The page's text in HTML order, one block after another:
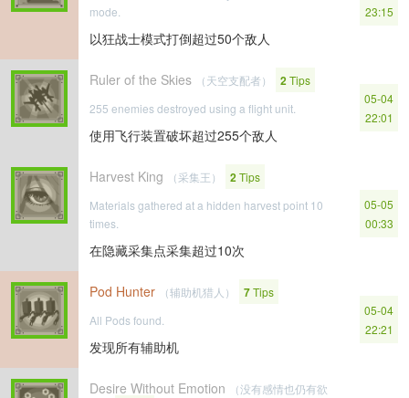
mode.
以狂战士模式打倒超过50个敌人
23:15
Ruler of the Skies （天空支配者） 2Tips
255 enemies destroyed using a flight unit.
使用飞行装置破坏超过255个敌人
05-04
22:01
Harvest King （采集王） 2Tips
Materials gathered at a hidden harvest point 10
times.
在隐藏采集点采集超过10次
05-05
00:33
Pod Hunter （辅助机猎人） 7Tips
All Pods found.
发现所有辅助机
05-04
22:21
Desire Without Emotion
（没有感情也仍有欲